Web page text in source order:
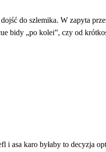
do szlemika. W zapyta
bidy „po kolei”, czy od
i asa karo byłaby to decyzja